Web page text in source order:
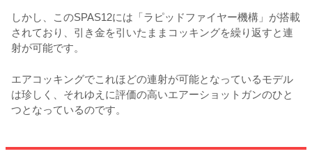
しかし、このSPAS12には「ラピッドファイヤー機構」が搭載
されており、引き金を引いたままコッキングを繰り返すと連
射が可能です。
エアコッキングでこれほどの連射が可能となっているモデル
は珍しく、それゆえに評価の高いエアーショットガンのひと
つとなっているのです。